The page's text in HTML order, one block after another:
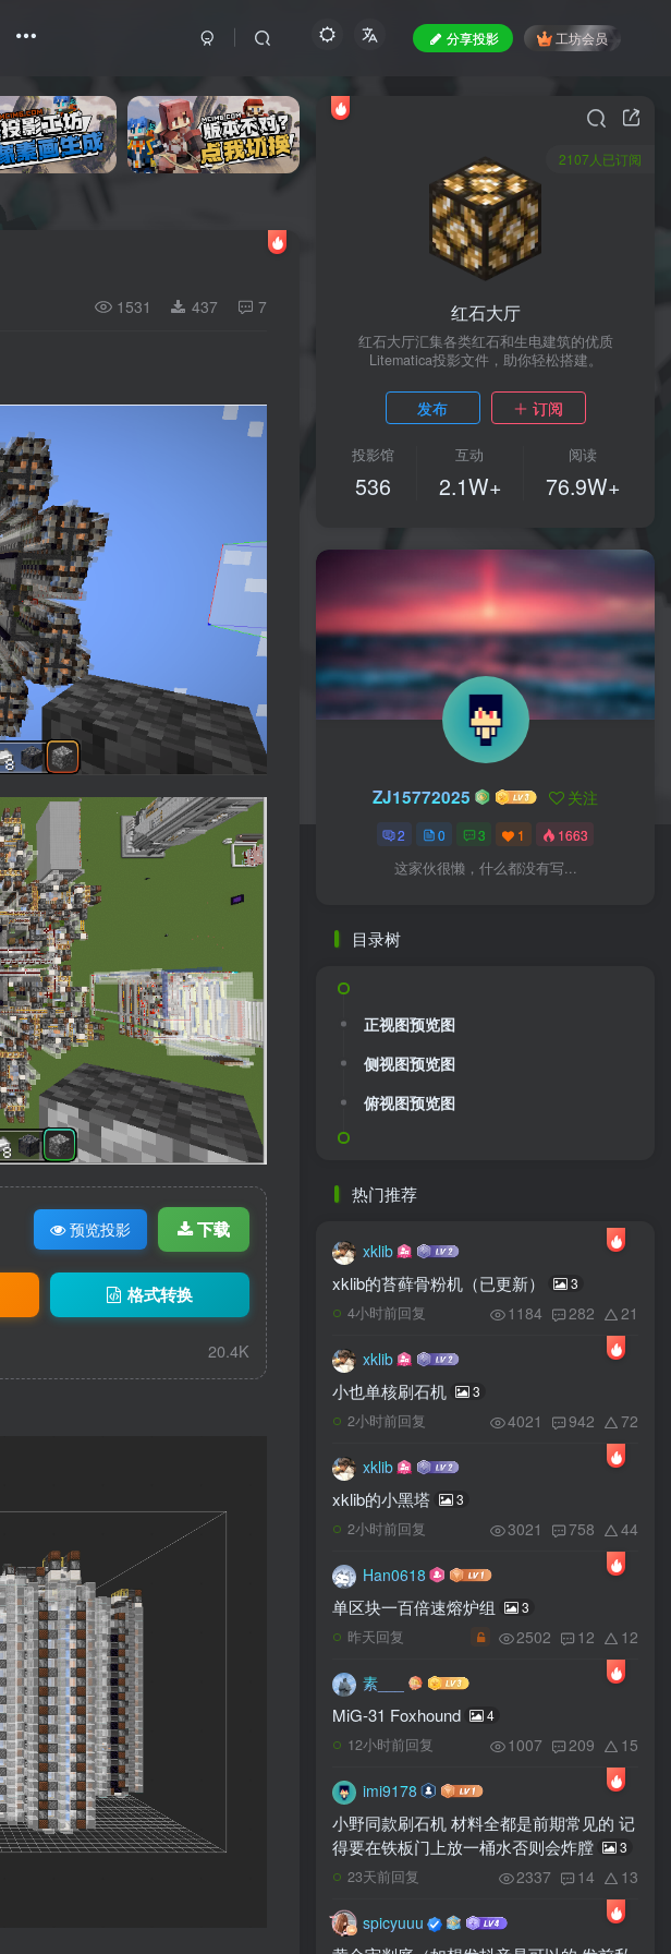
分享投影 工坊会员
4
1531 437 7
预览投影 下载
格式转换
20.4K
2107人已订阅
红石大厅
红石大厅汇集各类红石和生电建筑的优质
Litematica投影文件，助你轻松搭建。
发布 订阅
投影馆
536
互动
2.1W+
阅读
76.9W+
ZJ15772025 关注
2 0 3 1 1663
这家伙很懒，什么都没有写...
目录树
正视图预览图
侧视图预览图
俯视图预览图
热门推荐
xklib
xklib的苔藓骨粉机（已更新） 3
4小时前回复 1184 282 21
xklib
小也单核刷石机 3
2小时前回复 4021 942 72
xklib
xklib的小黑塔 3
2小时前回复 3021 758 44
Han0618
单区块一百倍速熔炉组 3
昨天回复 2502 12 12
素___
MiG-31 Foxhound 4
12小时前回复 1007 209 15
imi9178
小野同款刷石机 材料全都是前期常见的 记
得要在铁板门上放一桶水否则会炸膛
3
23天前回复 2337 14 13
spicyuuu